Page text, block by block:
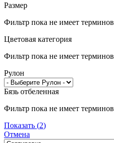
Размер
Фильтр пока не имеет терминов
Цветовая категория
Фильтр пока не имеет терминов
Рулон
Бязь отбеленная
Фильтр пока не имеет терминов
Показать (2)
Отмена